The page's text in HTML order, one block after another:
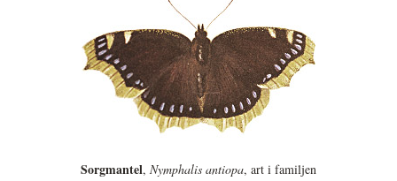
Sorgmantel, Nymphalis antiopa, art i familjen